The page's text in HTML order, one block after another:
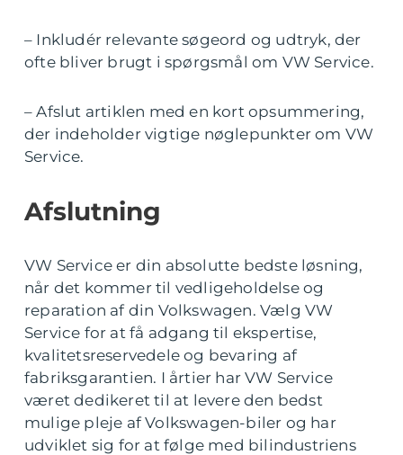
– Inkludér relevante søgeord og udtryk, der
ofte bliver brugt i spørgsmål om VW Service.
– Afslut artiklen med en kort opsummering,
der indeholder vigtige nøglepunkter om VW
Service.
Afslutning
VW Service er din absolutte bedste løsning,
når det kommer til vedligeholdelse og
reparation af din Volkswagen. Vælg VW
Service for at få adgang til ekspertise,
kvalitetsreservedele og bevaring af
fabriksgarantien. I årtier har VW Service
været dedikeret til at levere den bedst
mulige pleje af Volkswagen-biler og har
udviklet sig for at følge med bilindustriens